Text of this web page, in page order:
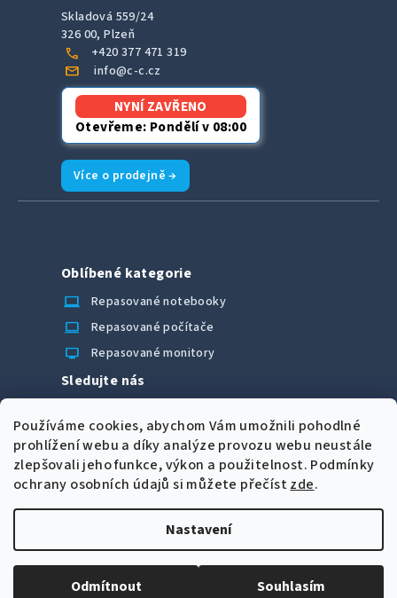
Používáme cookies, abychom Vám umožnili pohodlné
prohlížení webu a díky analýze provozu webu neustále
zlepšovali jeho funkce, výkon a použitelnost. Podmínky
ochrany osobních údajů si můžete přečíst zde.
Nastavení
Odmítnout Souhlasím
Skladová 559/24
326 00, Plzeň
call +420 377 471 319
mail info@c-c.cz
NYNÍ ZAVŘENO
Otevřeme: Pondělí v 08:00
Více o prodejně →
Oblíbené kategorie
laptop_chromebook
Repasované notebooky
computer Repasované počítače
monitor Repasované monitory
Sledujte nás
Možnosti úhrady
Upravit nastavení cookies